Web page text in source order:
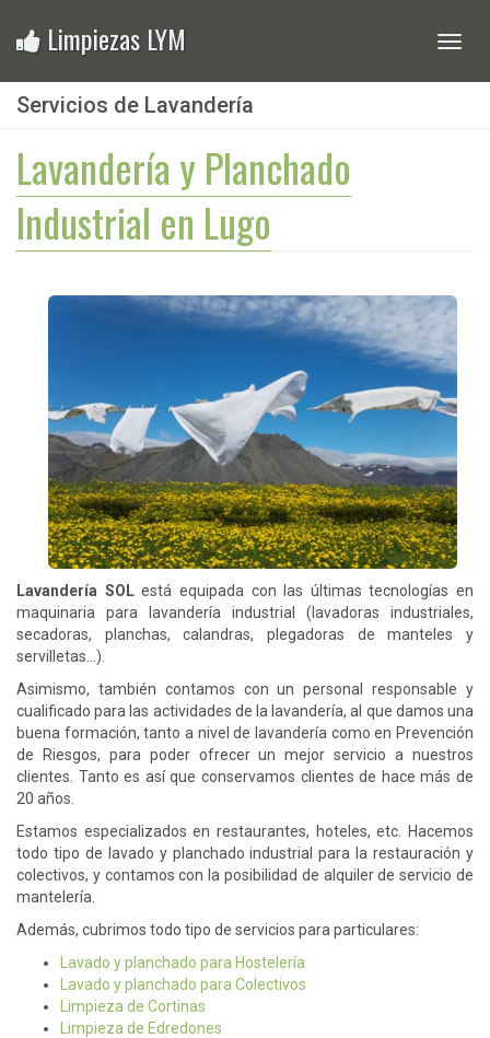
Limpiezas LYM
Servicios de Lavandería
Lavandería y Planchado
Industrial en Lugo
Lavandería SOLestá equipada con las últimas tecnologías en
maquinaria para lavandería industrial (lavadoras industriales,
secadoras, planchas, calandras, plegadoras de manteles y
servilletas...).
Asimismo, también contamos con un personal responsable y
cualificado para las actividades de la lavandería, al que damos una
buena formación, tanto a nivel de lavandería como en Prevención
de Riesgos, para poder ofrecer un mejor servicio a nuestros
clientes. Tanto es así que conservamos clientes de hace más de
20 años.
Estamos especializados en restaurantes, hoteles, etc. Hacemos
todo tipo de lavado y planchado industrial para la restauración y
colectivos, y contamos con la posibilidad de alquiler de servicio de
mantelería.
Además, cubrimos todo tipo de servicios para particulares:
Lavado y planchado para Hostelería
Lavado y planchado para Colectivos
Limpieza de Cortinas
Limpieza de Edredones